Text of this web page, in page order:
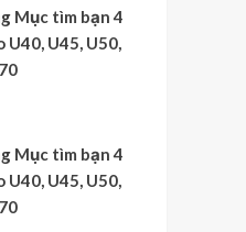
Mục tìm bạn 4
U45, U50,
Mục tìm bạn 4
U45, U50,